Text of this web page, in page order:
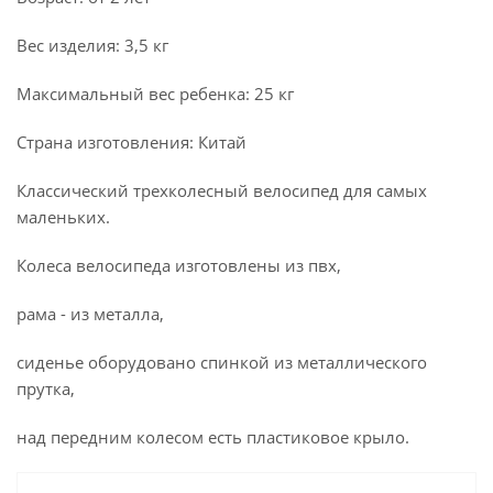
Вес изделия: 3,5 кг
Максимальный вес ребенка: 25 кг
Страна изготовления: Китай
Классический трехколесный велосипед для самых
маленьких.
Колеса велосипеда изготовлены из пвх,
рама - из металла,
сиденье оборудовано спинкой из металлического
прутка,
над передним колесом есть пластиковое крыло.